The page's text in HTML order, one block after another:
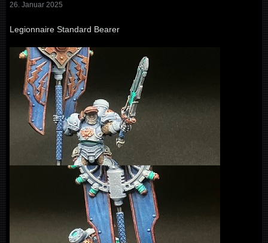
26. Januar 2025
Legionnaire Standard Bearer